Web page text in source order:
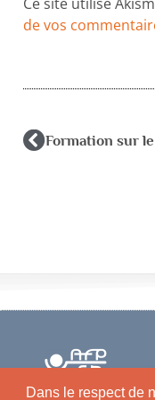
Dans le respect de
de vos
Formation sur